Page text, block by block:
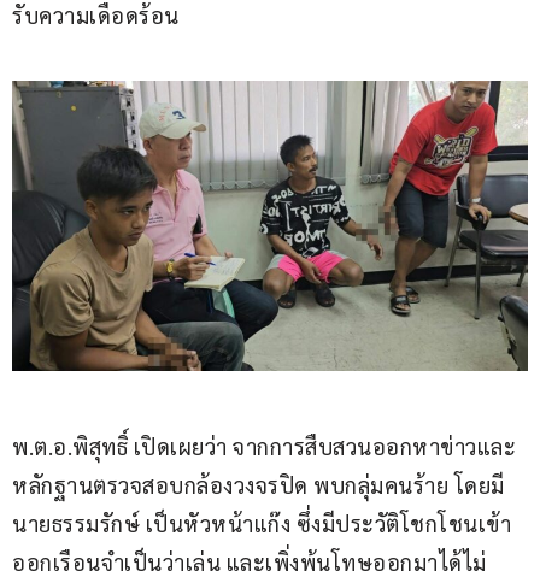
รับความเดือดร้อน
พ.ต.อ.พิสุทธิ์ เปิดเผยว่า จากการสืบสวนออกหาข่าวและ
หลักฐานตรวจสอบกล้องวงจรปิด พบกลุ่มคนร้าย โดยมี
นายธรรมรักษ์ เป็นหัวหน้าแก๊ง ซึ่งมีประวัติโชกโชนเข้า
ออกเรือนจำเป็นว่าเล่น และเพิ่งพ้นโทษออกมาได้ไม่